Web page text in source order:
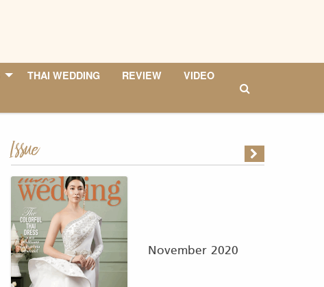
THAI WEDDING REVIEW
VIDEO
Issue
November 2020